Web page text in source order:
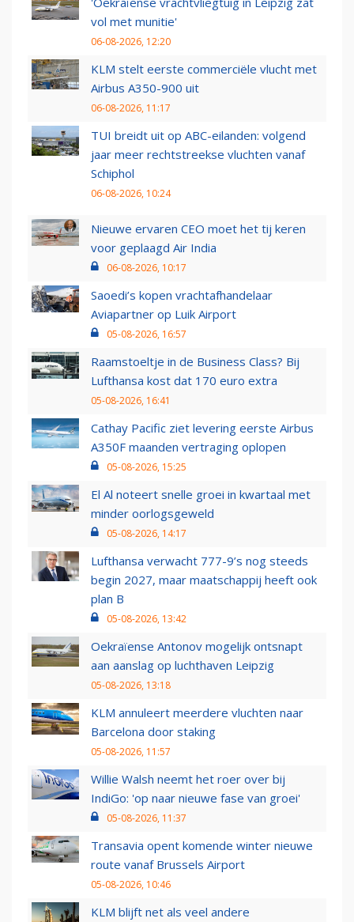
vol met munitie'
06-08-2026, 12:20
KLM stelt eerste commerciële vlucht met
Airbus A350-900 uit
06-08-2026, 11:17
TUI breidt uit op ABC-eilanden: volgend
jaar meer rechtstreekse vluchten vanaf
Schiphol
06-08-2026, 10:24
Nieuwe ervaren CEO moet het tij keren
voor geplaagd Air India
06-08-2026, 10:17
Saoedi’s kopen vrachtafhandelaar
Aviapartner op Luik Airport
05-08-2026, 16:57
Raamstoeltje in de Business Class? Bij
Lufthansa kost dat 170 euro extra
05-08-2026, 16:41
Cathay Pacific ziet levering eerste Airbus
A350F maanden vertraging oplopen
05-08-2026, 15:25
El Al noteert snelle groei in kwartaal met
minder oorlogsgeweld
05-08-2026, 14:17
Lufthansa verwacht 777-9’s nog steeds
begin 2027, maar maatschappij heeft ook
plan B
05-08-2026, 13:42
Oekraïense Antonov mogelijk ontsnapt
aan aanslag op luchthaven Leipzig
05-08-2026, 13:18
KLM annuleert meerdere vluchten naar
Barcelona door staking
05-08-2026, 11:57
Willie Walsh neemt het roer over bij
IndiGo: 'op naar nieuwe fase van groei'
05-08-2026, 11:37
Transavia opent komende winter nieuwe
route vanaf Brussels Airport
05-08-2026, 10:46
KLM blijft net als veel andere